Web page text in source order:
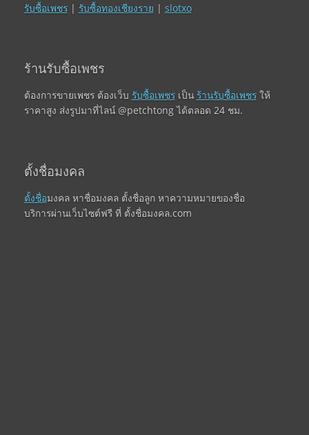
รับซื้อเพชร| รับซื้อทองเชียงราย | slotxo
ร้านรับซื้อเพชร
ต้องการขายเพชร ต้องเว็บ รับซื้อเพชรเป็น ร้านรับซื้อเพชรให้
ราคาสูง ส่งรูปมาที่ไลน์ @petchtong ได้ตลอด 24 ชม.
ตั้งชื่อมงคล
ตั้งชื่อมงคล หาชื่อมงคล ตั้งชื่อลูก หาความหมายของชื่อ
บริการผ่านเว็บไซต์ฟรี ที่ ตั้งชื่อมงคล.com